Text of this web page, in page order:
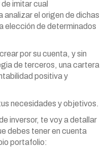
imitar cual
el origen de dichas
elección de determinados
por su cuenta, y sin
de terceros, una cartera
positiva y
necesidades y objetivos.
inversor, te voy a detallar
debes tener en cuenta
portafolio: